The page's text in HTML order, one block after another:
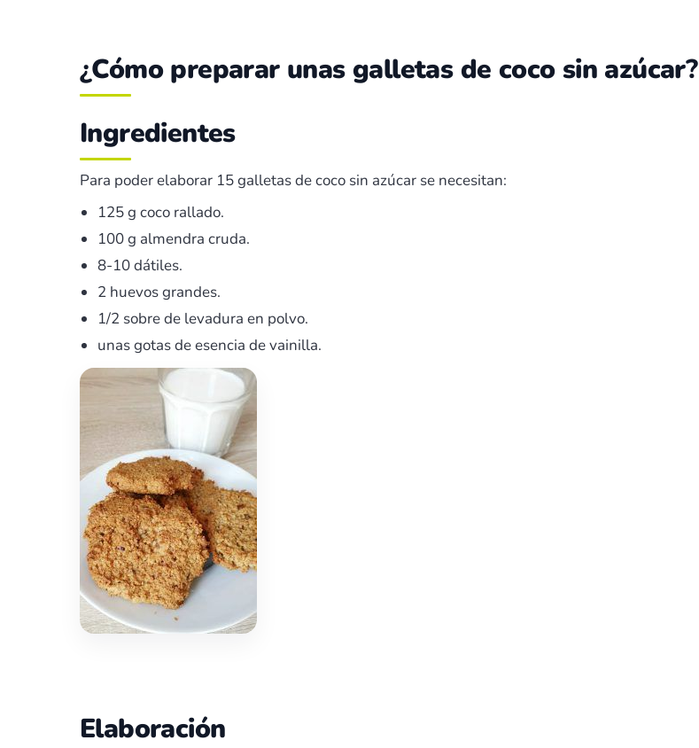
¿Cómo preparar unas galletas de coco sin azúcar?
Ingredientes
Para poder elaborar 15 galletas de coco sin azúcar se necesitan:
125 g coco rallado.
100 g almendra cruda.
8-10 dátiles.
2 huevos grandes.
1/2 sobre de levadura en polvo.
unas gotas de esencia de vainilla.
Elaboración